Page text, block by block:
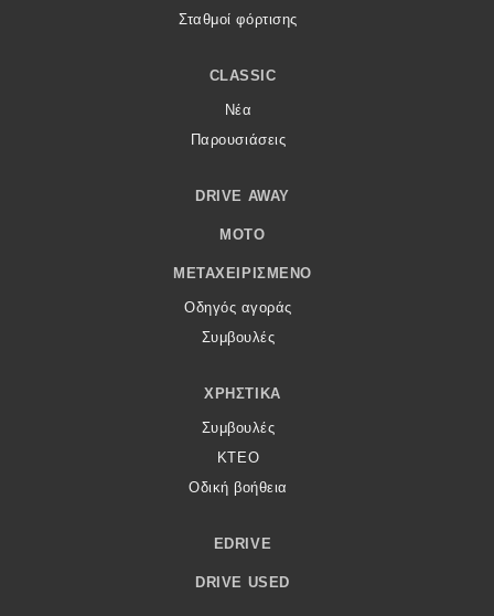
Σταθμοί φόρτισης
CLASSIC
Νέα
Παρουσιάσεις
DRIVE AWAY
MOTO
ΜΕΤΑΧΕΙΡΙΣΜΈΝΟ
Οδηγός αγοράς
Συμβουλές
ΧΡΗΣΤΙΚΆ
Συμβουλές
ΚΤΕΟ
Οδική βοήθεια
EDRIVE
DRIVE USED